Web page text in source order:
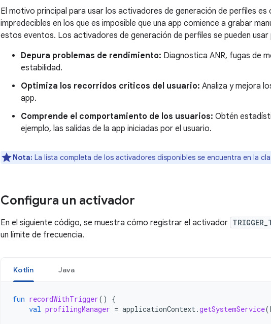
El motivo principal para usar los activadores de generación de perfiles
impredecibles en los que es imposible que una app comience a grabar
estos eventos. Los activadores de generación de perfiles se pueden usar
Depura problemas de rendimiento: Diagnostica ANR, fugas de
estabilidad.
Optimiza los recorridos críticos del usuario: Analiza y mejora
app.
Comprende el comportamiento de los usuarios: Obtén
ejemplo, las salidas de la app iniciadas por el usuario.
Nota: La lista completa de los activadores disponibles se encuentra en la
Configura un activador
En el siguiente código, se muestra cómo registrar el activador
un límite de frecuencia.
Kotlin Java
fun recordWithTrigger()
{
val profilingManager = applicationContext.getSystemService(